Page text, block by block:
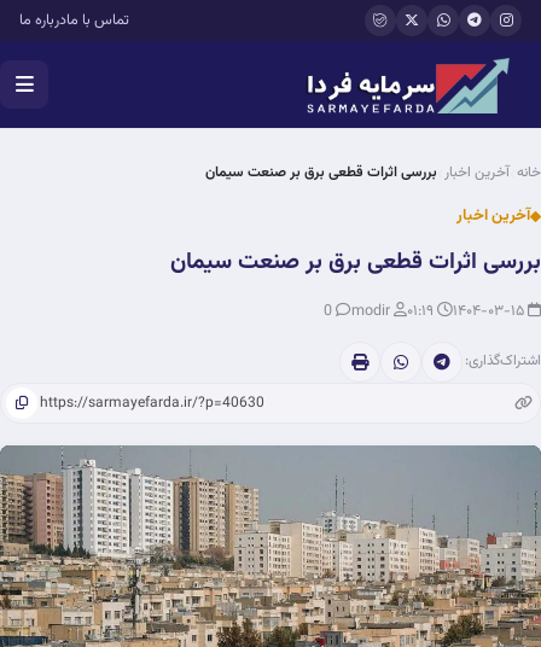
رفتن به محتوای اصلی تماس با مادرباره ما
خانه آخرین اخبار بررسی اثرات قطعی برق بر صنعت سیمان
آخرین اخبار
بررسی اثرات قطعی برق بر صنعت سیمان
اشتراک‌گذاری: